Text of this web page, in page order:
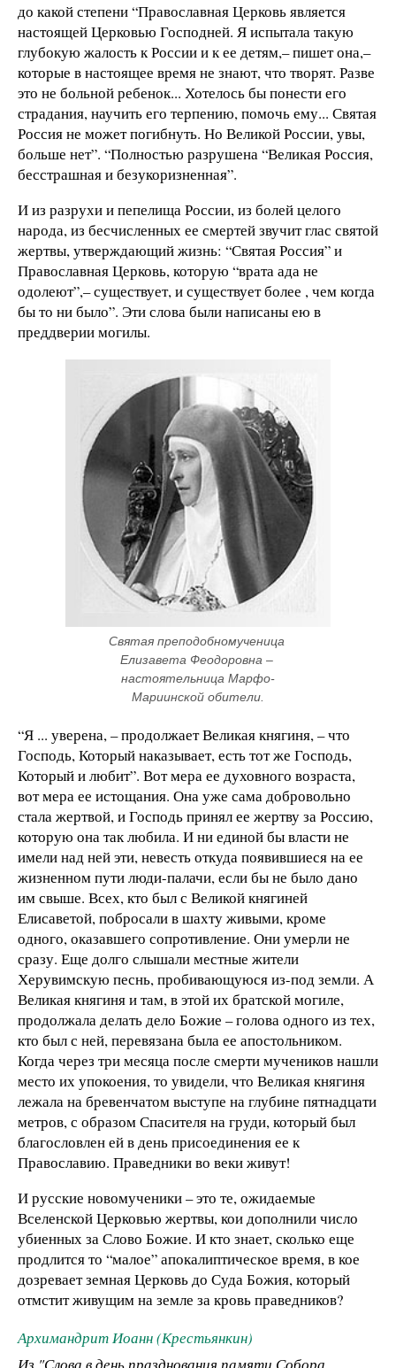
до какой степени “Православная Церковь является
настоящей Церковью Господней. Я испытала такую
глубокую жалость к России и к ее детям,– пишет она,–
которые в настоящее время не знают, что творят. Разве
это не больной ребенок... Хотелось бы понести его
страдания, научить его терпению, помочь ему... Святая
Россия не может погибнуть. Но Великой России, увы,
больше нет”. “Полностью разрушена “Великая Россия,
бесстрашная и безукоризненная”.
И из разрухи и пепелища России, из болей целого
народа, из бесчисленных ее смертей звучит глас святой
жертвы, утверждающий жизнь: “Святая Россия” и
Православная Церковь, которую “врата ада не
одолеют”,– существует, и существует более , чем когда
бы то ни было”. Эти слова были написаны ею в
преддверии могилы.
Святая преподобномученица
Елизавета Феодоровна –
настоятельница Марфо-
Мариинской обители.
“Я ... уверена, – продолжает Великая княгиня, – что
Господь, Который наказывает, есть тот же Господь,
Который и любит”. Вот мера ее духовного возраста,
вот мера ее истощания. Она уже сама добровольно
стала жертвой, и Господь принял ее жертву за Россию,
которую она так любила. И ни единой бы власти не
имели над ней эти, невесть откуда появившиеся на ее
жизненном пути люди-палачи, если бы не было дано
им свыше. Всех, кто был с Великой княгиней
Елисаветой, побросали в шахту живыми, кроме
одного, оказавшего сопротивление. Они умерли не
сразу. Еще долго слышали местные жители
Херувимскую песнь, пробивающуюся из-под земли. А
Великая княгиня и там, в этой их братской могиле,
продолжала делать дело Божие – голова одного из тех,
кто был с ней, перевязана была ее апостольником.
Когда через три месяца после смерти мучеников нашли
место их упокоения, то увидели, что Великая княгиня
лежала на бревенчатом выступе на глубине пятнадцати
метров, с образом Спасителя на груди, который был
благословлен ей в день присоединения ее к
Православию. Праведники во веки живут!
И русские новомученики – это те, ожидаемые
Вселенской Церковью жертвы, кои дополнили число
убиенных за Слово Божие. И кто знает, сколько еще
продлится то “малое” апокалиптическое время, в кое
дозревает земная Церковь до Суда Божия, который
отмстит живущим на земле за кровь праведников?
Архимандрит Иоанн (Крестьянкин)
Из "Слова в день празднования памяти Собора